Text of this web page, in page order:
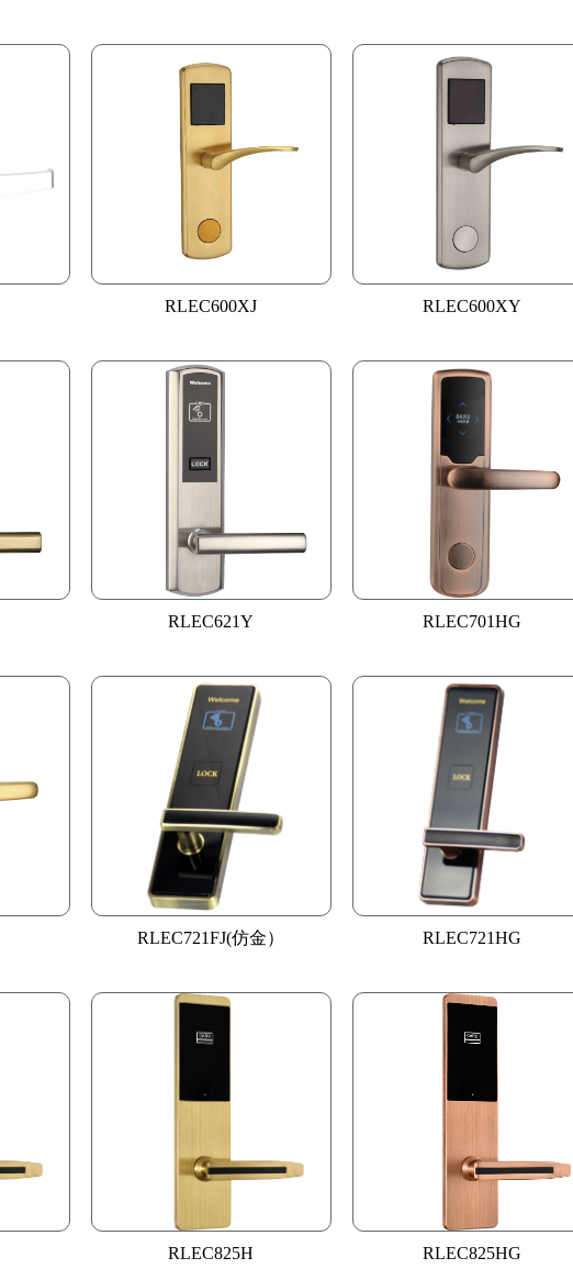
RLEC600XJ RLEC600XY
RLEC621Y RLEC701HG
RLEC721FJ(仿金） RLEC721HG
RLEC825H RLEC825HG